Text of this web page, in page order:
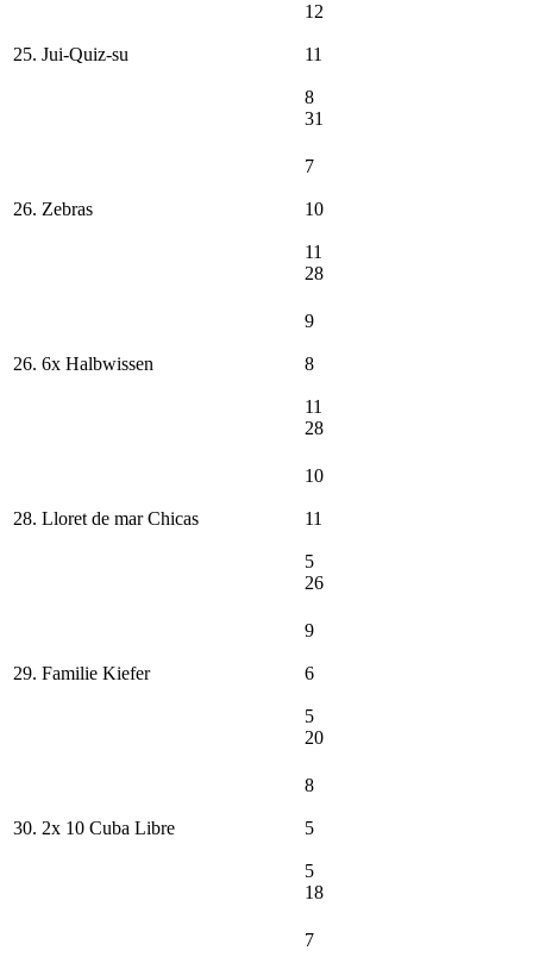
25. Jui-Quiz-su
12
11
8
31
26. Zebras
7
10
11
28
26. 6x Halbwissen
9
8
11
28
28. Lloret de mar Chicas
10
11
5
26
29. Familie Kiefer
9
6
5
20
30. 2x 10 Cuba Libre
8
5
5
18
7